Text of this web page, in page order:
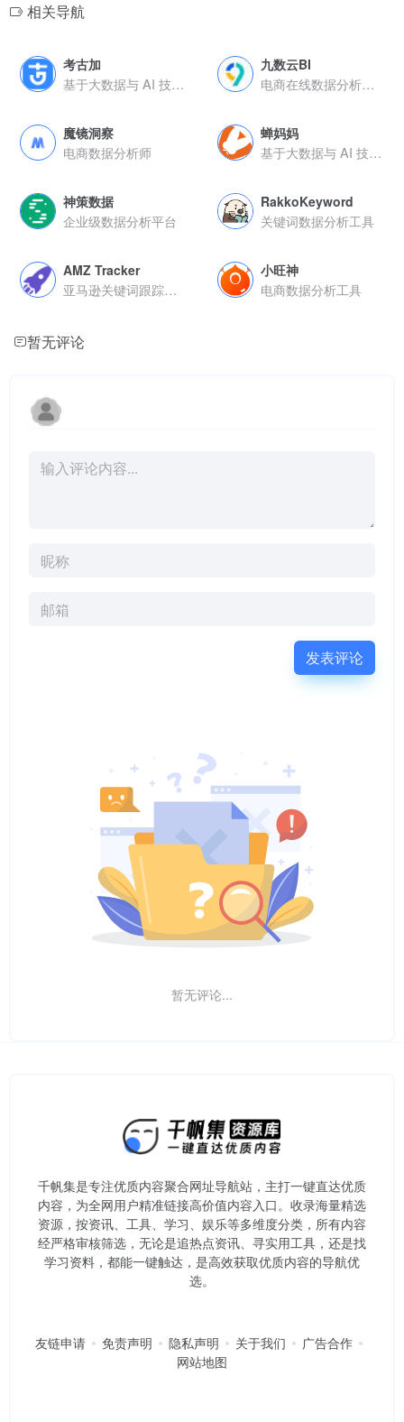
相关导航
考古加
基于大数据与 AI 技术的直播电商数据分析工具
九数云BI
电商在线数据分析工具
魔镜洞察
电商数据分析师
蝉妈妈
基于大数据与 AI 技术的直播电商数据分析工具
神策数据
企业级数据分析平台
RakkoKeyword
关键词数据分析工具
AMZ Tracker
亚马逊关键词跟踪工具
小旺神
电商数据分析工具
暂无评论
发表评论
暂无评论...
千帆集是专注优质内容聚合网址导航站，主打一键直达优质
内容，为全网用户精准链接高价值内容入口。​收录海量精选
资源，按资讯、工具、学习、娱乐等多维度分类，所有内容
经严格审核筛选，无论是追热点资讯、寻实用工具，还是找
学习资料，都能一键触达，是高效获取优质内容的导航优
选。
友链申请 免责声明 隐私声明 关于我们
广告合作
网站地图